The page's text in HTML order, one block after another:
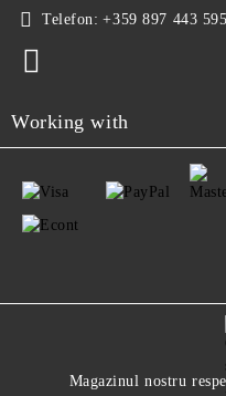
Telefon: +359 897 443 595
Working with
Magazinul nostru